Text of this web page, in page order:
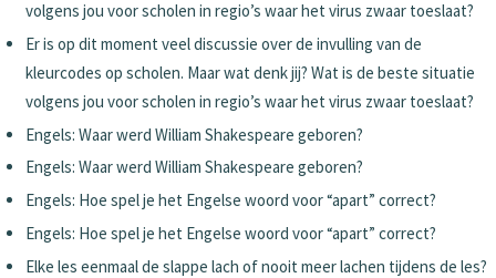
volgens jou voor scholen in regio’s waar het virus zwaar toeslaat?
Er is op dit moment veel discussie over de invulling van de
kleurcodes op scholen. Maar wat denk jij? Wat is de beste situatie
volgens jou voor scholen in regio’s waar het virus zwaar toeslaat?
Engels: Waar werd William Shakespeare geboren?
Engels: Waar werd William Shakespeare geboren?
Engels: Hoe spel je het Engelse woord voor “apart” correct?
Engels: Hoe spel je het Engelse woord voor “apart” correct?
Elke les eenmaal de slappe lach of nooit meer lachen tijdens de les?